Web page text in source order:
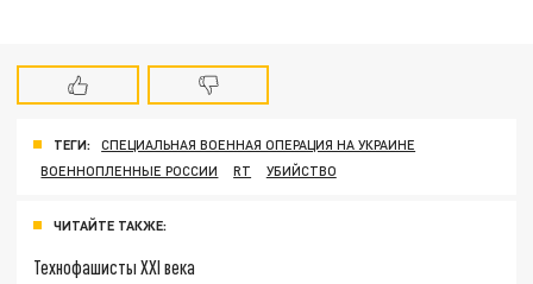
ТЕГИ:
СПЕЦИАЛЬНАЯ ВОЕННАЯ ОПЕРАЦИЯ НА УКРАИНЕ
ВОЕННОПЛЕННЫЕ РОССИИ
RT УБИЙСТВО
ЧИТАЙТЕ ТАКЖЕ:
Технофашисты XXI века